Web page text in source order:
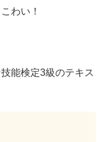
わい！
能検定3級のテキス